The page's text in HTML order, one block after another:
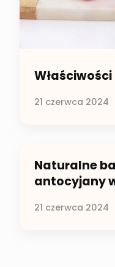
21 czerwca 2024
Naturalne
antocyjany
21 czerwca 2024